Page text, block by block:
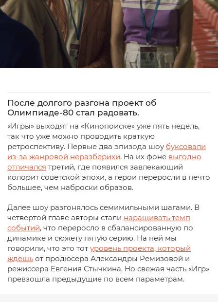
После долгого разгона проект об
Олимпиаде-80 стал радовать.
«Игры» выходят на «Кинопоиске» уже пять недель,
так что уже можно проводить краткую
ретроспективу. Первые два эпизода шоу буксовали
из-за жанровой неразберихи. На их фоне выгодно
отличался третий, где появился завлекающий
колорит советской эпохи, а герои переросли в нечто
большее, чем наброски образов.
Далее шоу разгонялось семимильными шагами. В
четвертой главе авторы стали наращивать темп
событий, что переросло в сбалансированную по
динамике и сюжету пятую серию. На ней мы
говорили, что это тот уровень проекта, который
ждешь от продюсера Александры Ремизовой и
режиссера Евгения Стычкина. Но свежая часть «Игр»
превзошла предыдущие по всем параметрам.